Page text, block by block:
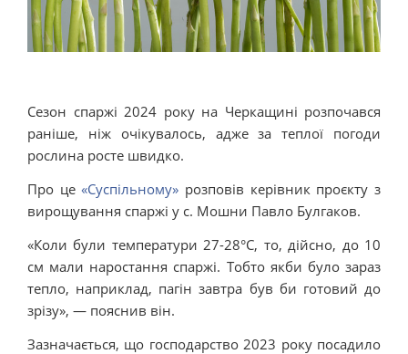
Сезон спаржі 2024 року на Черкащині розпочався
раніше, ніж очікувалось, адже за теплої погоди
рослина росте швидко.
Про це«Суспільному» розповів керівник проєкту з
вирощування спаржі у с. Мошни Павло Булгаков.
«Коли були температури 27-28°С, то, дійсно, до 10
см мали наростання спаржі. Тобто якби було зараз
тепло, наприклад, пагін завтра був би готовий до
зрізу», — пояснив він.
Зазначається, що господарство 2023 року посадило